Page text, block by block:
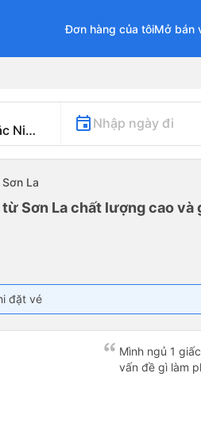
Đơn hàng của tôiMở bán
Nhập ngày đi
La
Sơn La chất lượng cao và
đặt vé
Mình ngủ 1
vấn đề gì làm